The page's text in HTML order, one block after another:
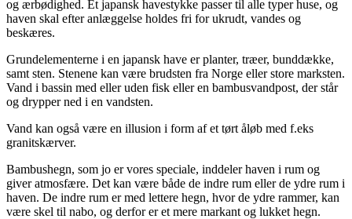
og ærbødighed. Et japansk havestykke passer til alle typer huse, og
haven skal efter anlæggelse holdes fri for ukrudt, vandes og
beskæres.
Grundelementerne i en japansk have er planter, træer, bunddække,
samt sten. Stenene kan være brudsten fra Norge eller store marksten.
Vand i bassin med eller uden fisk eller en bambusvandpost, der står
og drypper ned i en vandsten.
Vand kan også være en illusion i form af et tørt åløb med f.eks
granitskærver.
Bambushegn, som jo er vores speciale, inddeler haven i rum og
giver atmosfære. Det kan være både de indre rum eller de ydre rum i
haven. De indre rum er med lettere hegn, hvor de ydre rammer, kan
være skel til nabo, og derfor er et mere markant og lukket hegn.